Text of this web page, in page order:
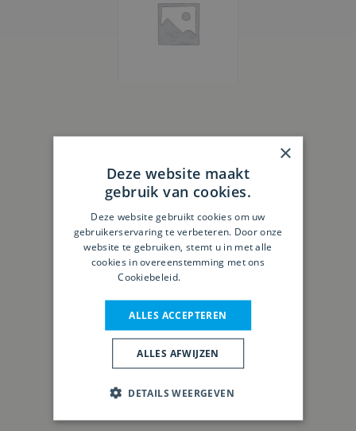
×
Deze website maakt
gebruik van cookies.
Deze website gebruikt cookies om uw
gebruikerservaring te verbeteren. Door onze
website te gebruiken, stemt u in met alle
cookies in overeenstemming met ons
Cookiebeleid.
ALLES ACCEPTEREN
ALLES AFWIJZEN
DETAILS WEERGEVEN